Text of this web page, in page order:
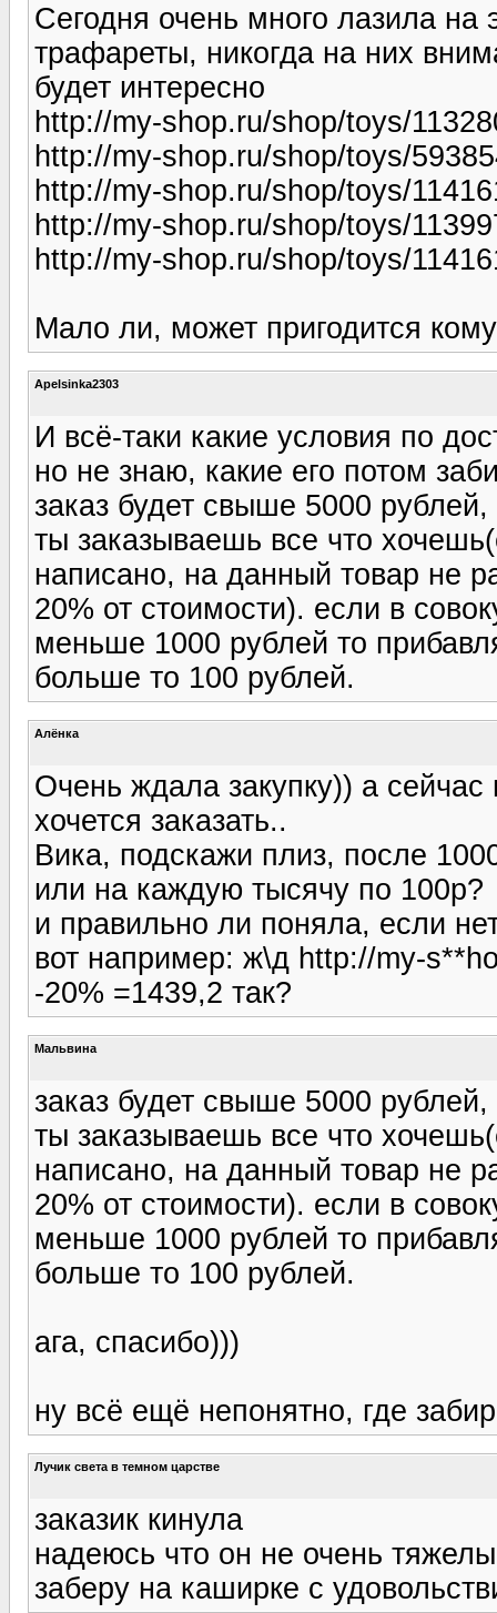
Сегодня очень много лазила на
трафареты, никогда на них
будет интересно
http://my-shop.ru/shop/toys/
http://my-shop.ru/shop/toys/
http://my-shop.ru/shop/toys/
http://my-shop.ru/shop/toys/
http://my-shop.ru/shop/toys/
Мало ли, может пригодится
Apelsinka2303
И всё-таки какие условия по
но не знаю, какие его потом
заказ будет свыше 5000 рублей,
ты заказываешь все что
написано, на данный товар не
20% от стоимости). если в
меньше 1000 рублей то
больше то 100 рублей.
Алёнка
Очень ждала закупку)) а сейчас
хочется заказать..
Вика, подскажи плиз, после
или на каждую тысячу по 100р?
и правильно ли поняла, если
вот например: ж\д http://my-
-20% =1439,2 так?
Мальвина
заказ будет свыше 5000 рублей,
ты заказываешь все что
написано, на данный товар не
20% от стоимости). если в
меньше 1000 рублей то
больше то 100 рублей.
ага, спасибо)))
ну всё ещё непонятно, где
Лучик света в темном царстве
заказик кинула
надеюсь что он не очень
заберу на каширке с